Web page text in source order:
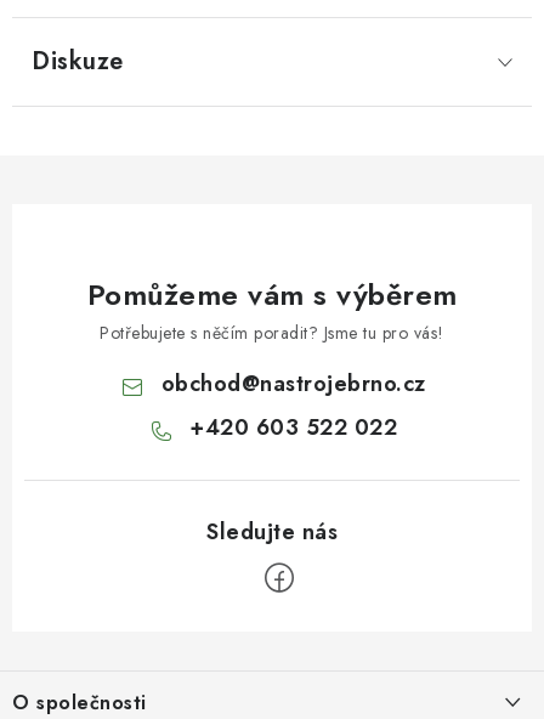
Diskuze
Pomůžeme vám s výběrem
Potřebujete s něčím poradit? Jsme tu pro vás!
obchod@nastrojebrno.cz
+420 603 522 022
O společnosti